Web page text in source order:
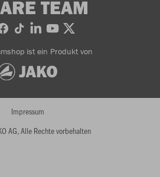
TEAM
ist ein Produkt von
AG, Alle Rechte vorbehalten
Impressum